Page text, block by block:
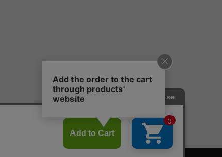
Instagram